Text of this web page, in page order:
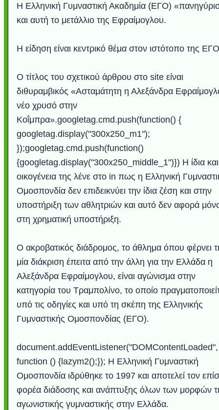
Η Ελληνική Γυμναστική Ακαδημία (ΕΓΟ)
και αυτή το μετάλλιο της Εφραίμογλου.
Η είδηση είναι κεντρικό θέμα στον ιστότοπο της
Ο τίτλος του σχετικού άρθρου στο site είναι
διθυραμβικός «Ασταμάτητη η Αλεξάνδρα
νέο χρυσό στην
Κοΐμπρα».googletag.cmd.push(function() {
googletag.display("300x250_m1");
});googletag.cmd.push(function()
{googletag.display("300x250_middle_1")}) Η ίδια
οικογένεια της λένε στο in πως η Ελληνική
Ομοσπονδία δεν επιδεικνύει την ίδια ζέση και στην
υποστήριξη των αθλητριών και αυτό δεν αφορά
στη χρηματική υποστήριξη.
Ο ακροβατικός διάδρομος, το άθλημα όπου φέρνει
μία διάκριση έπειτα από την άλλη για την Ελλάδα η
Αλεξάνδρα Εφραίμογλου, είναι αγώνισμα στην
κατηγορία του Τραμπολίνο, το οποίο
υπό τις οδηγίες και υπό τη σκέπη της Ελληνικής
Γυμναστικής Ομοσπονδίας (ΕΓΟ).
document.addEventListener("DOMContentLoaded",
function () {lazym2();}); Η Ελληνική Γυμναστική
Ομοσπονδία ιδρύθηκε το 1997 και αποτελεί τον
φορέα διάδοσης και ανάπτυξης όλων των μορφών
αγωνιστικής γυμναστικής στην Ελλάδα.
Ο αέρας του
Ταξίδι στο
Διεθνής
Μουσική από
Video:
Εντυπωσιακές
Υποθαλάσσιο
Η νέα
Ο Κομήτης του
Συγκινητικό
Alesund: Μια
Η γάτα και το